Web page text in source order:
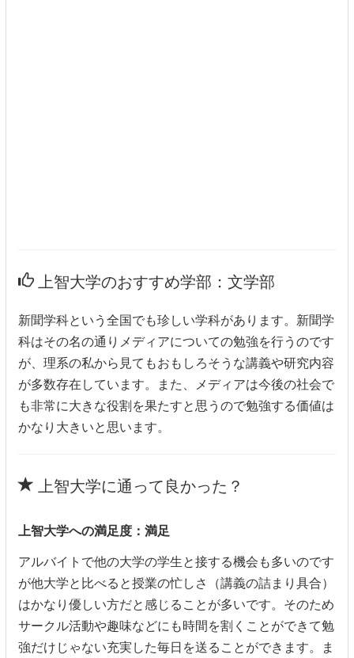
上智大学のおすすめ学部：文学部
新聞学科という全国でも珍しい学科があります。新聞学
科はその名の通りメディアについての勉強を行うのです
が、理系の私から見てもおもしろそうな講義や研究内容
が多数存在しています。また、メディアは今後の社会で
も非常に大きな役割を果たすと思うので勉強する価値は
かなり大きいと思います。
上智大学に通って良かった？
上智大学への満足度：満足
アルバイトで他の大学の学生と接する機会も多いのです
が他大学と比べると授業の忙しさ（講義の詰まり具合）
はかなり優しい方だと感じることが多いです。そのため
サークル活動や趣味などにも時間を割くことができて勉
強だけじゃない充実した毎日を送ることができます。ま